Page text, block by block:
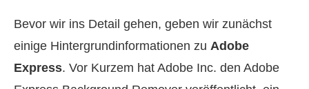
Bevor wir ins Detail gehen, geben wir zunächst
einige Hintergrundinformationen zu Adobe
Express. Vor Kurzem hat Adobe Inc. den Adobe